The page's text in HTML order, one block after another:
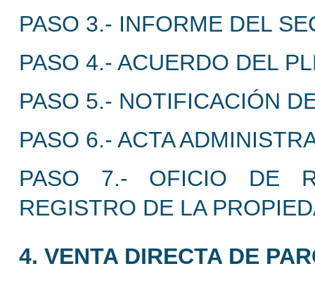
PASO 3.- INFORME DEL
PASO 4.- ACUERDO DEL
PASO 5.- NOTIFICACIÓN
PASO 6.- ACTA
PASO 7.- OFICIO DE
REGISTRO DE LA
4. VENTA DIRECTA DE